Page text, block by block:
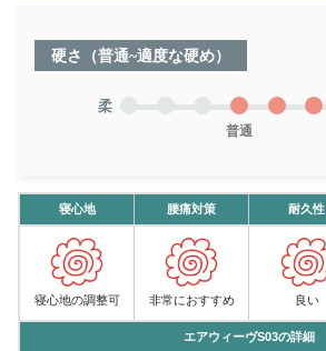
硬さ（普通~適度な硬め）
柔
普通
寝心地 腰痛対策 耐久性
寝心地の調整可 非常におすすめ 良い
エアウィーヴS03の詳細